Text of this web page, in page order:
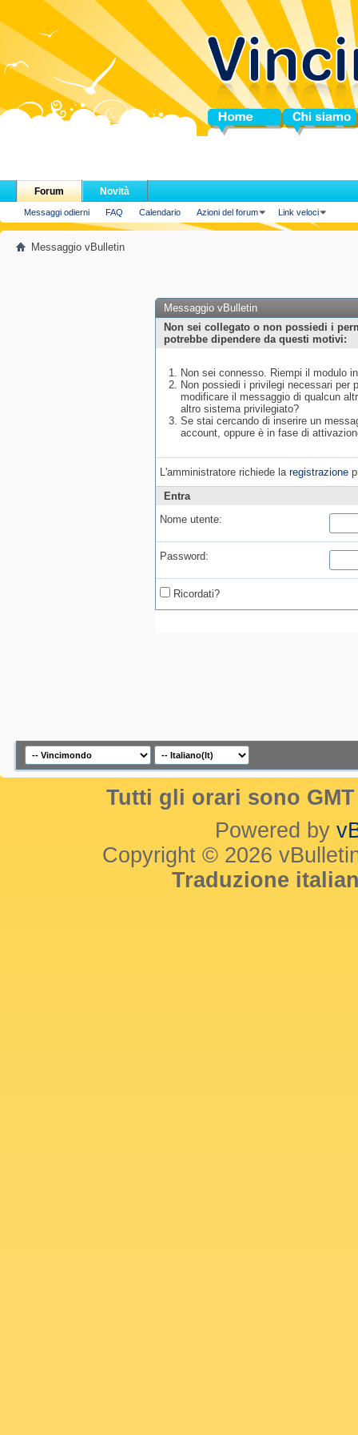
Home Chi siamo
Forum
Messaggi odierni FAQ Calendario Azioni del forum Link veloci
Novità
Messaggio vBulletin
Messaggio vBulletin
Non sei collegato o non possiedi i
potrebbe dipendere da questi motivi:
Non sei connesso. Riempi il modulo
Non possiedi i privilegi necessari per
modificare il messaggio di qualcun
altro sistema privilegiato?
Se stai cercando di inserire un
account, oppure è in fase di
L'amministratore richiede la registrazione
Entra
Nome utente:
Password:
Ricordati?
Tutti gli orari sono
Powered by
Copyright © 2026
Traduzione